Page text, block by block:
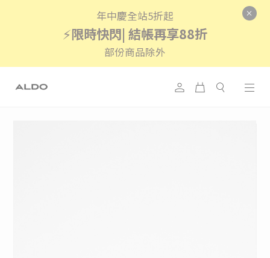
年中慶全站5折起
⚡限時快閃| 結帳再享88折
部份商品除外